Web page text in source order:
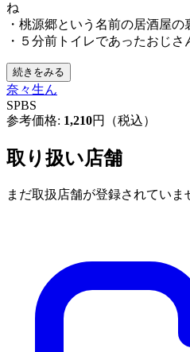
ね
・桃源郷という名前の居酒屋
・５分前トイレであったおじ
続きをみる
奈々生ん
SPBS
参考価格: 1,210円（税込）
取り扱い店舗
まだ取扱店舗が登録されていま